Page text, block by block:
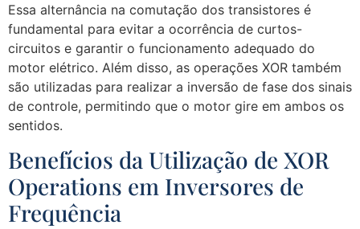
Essa alternância na comutação dos transistores é
fundamental para evitar a ocorrência de curtos-
circuitos e garantir o funcionamento adequado do
motor elétrico. Além disso, as operações XOR também
são utilizadas para realizar a inversão de fase dos sinais
de controle, permitindo que o motor gire em ambos os
sentidos.
Benefícios da Utilização de XOR
Operations em Inversores de
Frequência